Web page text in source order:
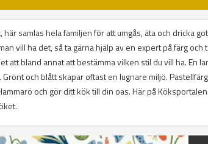
samlas hela familjen för att umgås, äta och dricka
vill ha det, så ta gärna hjälp av en expert på färg och
att bland annat att bestämma vilken stil du vill ha. En
och blått skapar oftast en lugnare miljö.
och gör ditt kök till din oas. Här på